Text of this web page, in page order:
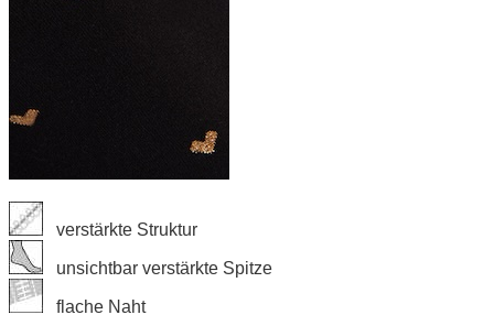
verstärkte Struktur
unsichtbar verstärkte Spitze
flache Naht